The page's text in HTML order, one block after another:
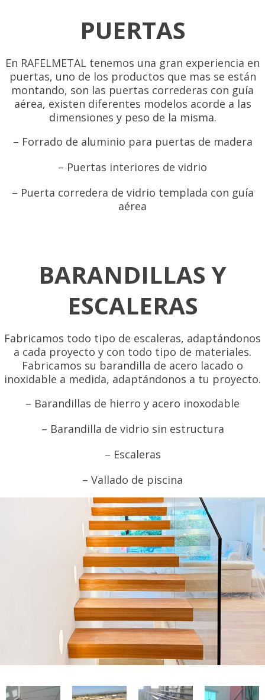
PUERTAS
En RAFELMETAL tenemos una gran experiencia en
puertas, uno de los productos que mas se están
montando, son las puertas correderas con guía
aérea, existen diferentes modelos acorde a las
dimensiones y peso de la misma.
– Forrado de aluminio para puertas de madera
– Puertas interiores de vidrio
– Puerta corredera de vidrio templada con guía
aérea
BARANDILLAS Y
ESCALERAS
Fabricamos todo tipo de escaleras, adaptándonos
a cada proyecto y con todo tipo de materiales.
Fabricamos su barandilla de acero lacado o
inoxidable a medida, adaptándonos a tu proyecto.
– Barandillas de hierro y acero inoxodable
– Barandilla de vidrio sin estructura
– Escaleras
– Vallado de piscina